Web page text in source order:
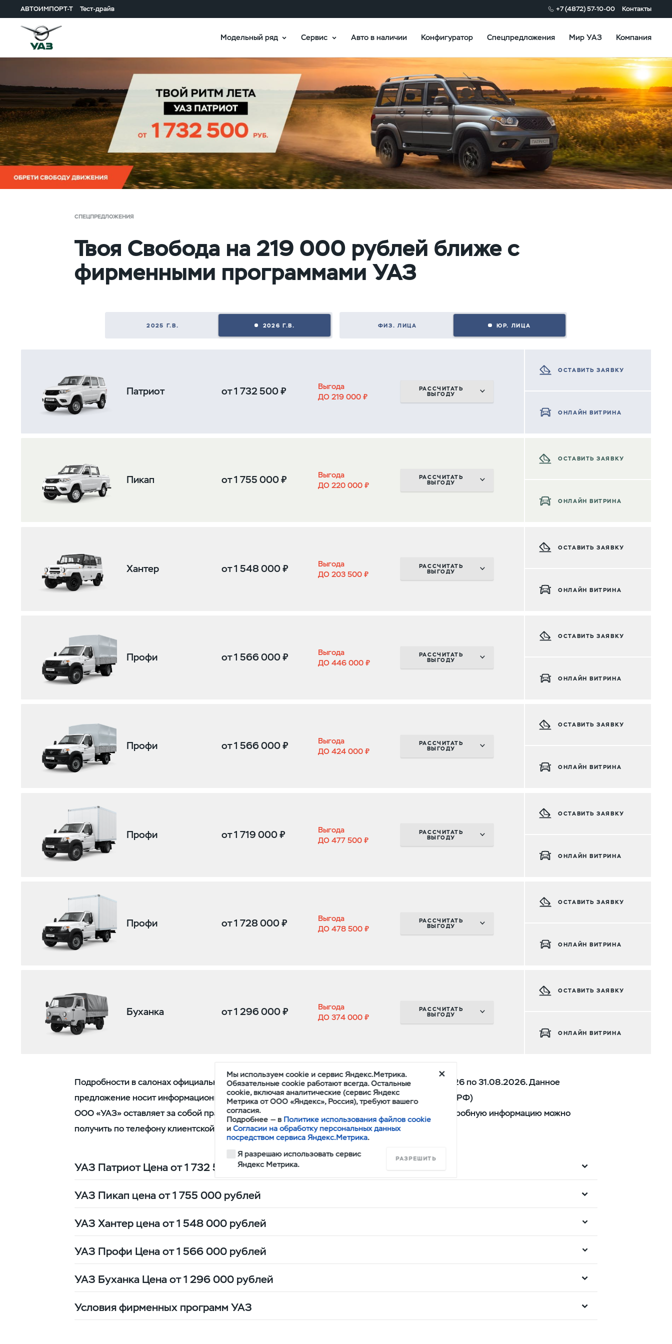
АВТОИМПОРТ-Т Тест-драйв +7 (4872) 57-10-00 Контакты
Модельный ряд Сервис Авто в наличии Конфигуратор Спецпредложения Мир УАЗ Компания
СПЕЦПРЕДЛОЖЕНИЯ
Твоя Свобода на 219 000 рублей ближе с
фирменными программами УАЗ
2025 Г.В. 2026 Г.В. ФИЗ. ЛИЦА ЮР. ЛИЦА
Патриот от1 732 500 ₽
Выгода
ДО 219 000 ₽
РАССЧИТАТЬ
ВЫГОДУ
ОСТАВИТЬ ЗАЯВКУ
ОНЛАЙН ВИТРИНА
Пикап от1 755 000 ₽
Выгода
ДО 220 000 ₽
РАССЧИТАТЬ
ВЫГОДУ
ОСТАВИТЬ ЗАЯВКУ
ОНЛАЙН ВИТРИНА
Хантер от1 548 000 ₽
Выгода
ДО 203 500 ₽
РАССЧИТАТЬ
ВЫГОДУ
ОСТАВИТЬ ЗАЯВКУ
ОНЛАЙН ВИТРИНА
Профи от1 566 000 ₽
Выгода
ДО 446 000 ₽
РАССЧИТАТЬ
ВЫГОДУ
ОСТАВИТЬ ЗАЯВКУ
ОНЛАЙН ВИТРИНА
Профи от1 566 000 ₽
Выгода
ДО 424 000 ₽
РАССЧИТАТЬ
ВЫГОДУ
ОСТАВИТЬ ЗАЯВКУ
ОНЛАЙН ВИТРИНА
Профи от1 719 000 ₽
Выгода
ДО 477 500 ₽
РАССЧИТАТЬ
ВЫГОДУ
ОСТАВИТЬ ЗАЯВКУ
ОНЛАЙН ВИТРИНА
Профи от1 728 000 ₽
Выгода
ДО 478 500 ₽
РАССЧИТАТЬ
ВЫГОДУ
ОСТАВИТЬ ЗАЯВКУ
ОНЛАЙН ВИТРИНА
Буханка от1 296 000 ₽
Выгода
ДО 374 000 ₽
РАССЧИТАТЬ
ВЫГОДУ
ОСТАВИТЬ ЗАЯВКУ
ОНЛАЙН ВИТРИНА
Подробности в салонах официальных дилеров УАЗ. Предложение действительно с 01.08.2026 по 31.08.2026. Данное
предложение носит информационный характер и не является публичной офертой (ст. 437 ГК РФ)
ООО «УАЗ» оставляет за собой право на изменение срока и условий действия программ. Подробную информацию можно
получить по телефону клиентской службы УАЗ8-800-100-00-42и на сайте uaz.ru.
УАЗ Патриот Цена от 1 732 500 рублей
УАЗ Пикап цена от 1 755 000 рублей
УАЗ Хантер цена от 1 548 000 рублей
УАЗ Профи Цена от 1 566 000 рублей
УАЗ Буханка Цена от 1 296 000 рублей
Условия фирменных программ УАЗ
Мы используем cookie и сервис Яндекс.Метрика.
Обязательные cookie работают всегда. Остальные
cookie, включая аналитические (сервис Яндекс
Метрика от ООО «Яндекс», Россия), требуют вашего
согласия.
Подробнее — в Политике использования файлов cookie
иСогласии на обработку персональных данных
посредством сервиса Яндекс.Метрика.
Я разрешаю использовать сервис
Яндекс Метрика.
РАЗРЕШИТЬ